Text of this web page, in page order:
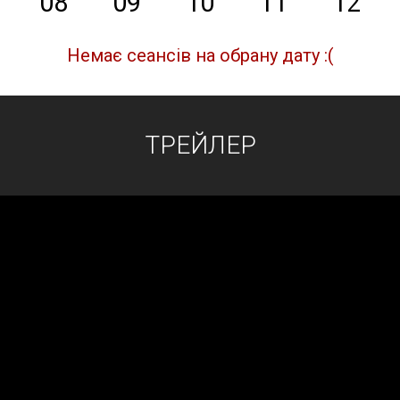
Немає сеансів на обрану дату :(
ТРЕЙЛЕР